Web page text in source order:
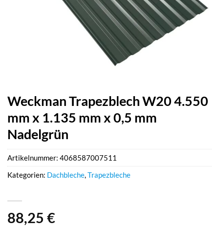
Weckman Trapezblech W20 4.550
mm x 1.135 mm x 0,5 mm
Nadelgrün
88,25 €
Artikelnummer: 4068587007511
Kategorien: Dachbleche,Trapezbleche